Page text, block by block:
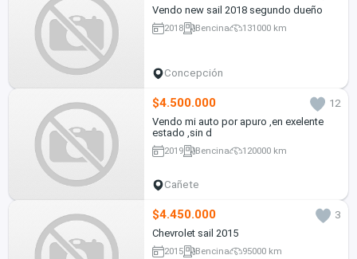
Vendo new sail 2018 segundo dueño
2018 Bencina 131000 km
Concepción
$4.500.000
12
Vendo mi auto por apuro ,en exelente
estado ,sin d
2019 Bencina 120000 km
Cañete
$4.450.000
3
Chevrolet sail 2015
2015 Bencina 95000 km